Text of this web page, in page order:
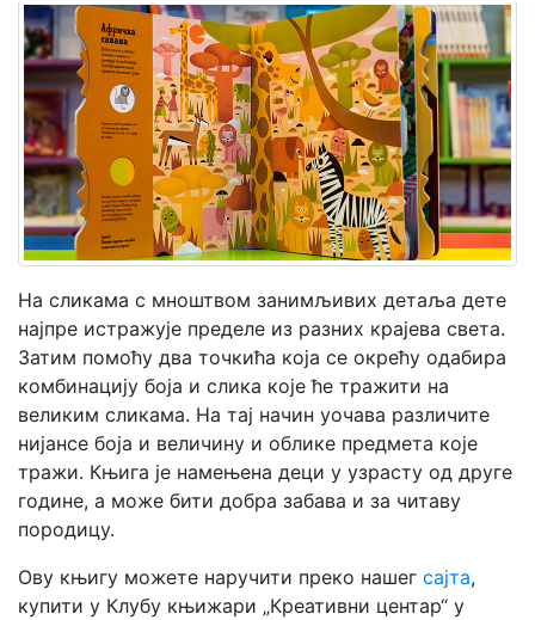
Блог
Latinica
Мој
налог
На сликама с мноштвом занимљивих детаља дете
најпре истражује пределе из разних крајева света.
Затим помоћу два точкића која се окрећу одабира
комбинацију боја и слика које ће тражити на
великим сликама. На тај начин уочава различите
нијансе боја и величину и облике предмета које
тражи. Књига је намењена деци у узрасту од друге
године, а може бити добра забава и за читаву
породицу.
Ову књигу можете наручити преко нашег сајта,
купити у Клубу књижари „Креативни центар“ у